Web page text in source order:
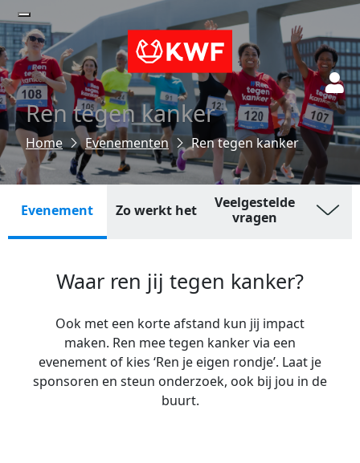
Ren tegen kanker
Evenementen Ren tegen kanker
Evenement Zo werkt het
Veelgestelde
vragen
Waar ren jij tegen kanker?
Ook met een korte afstand kun jij impact
maken. Ren mee tegen kanker via een
evenement of kies ‘Ren je eigen rondje’. Laat je
sponsoren en steun onderzoek, ook bij jou in de
buurt.